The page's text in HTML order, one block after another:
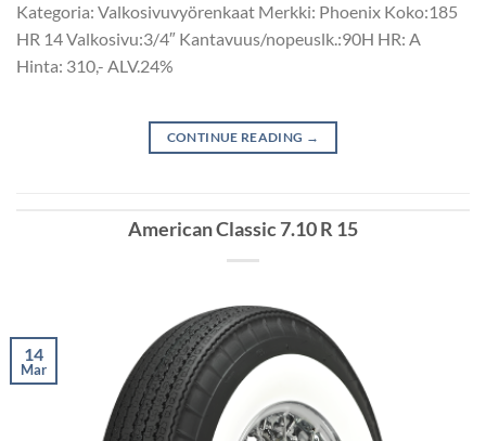
Kategoria: Valkosivuvyörenkaat Merkki: Phoenix Koko:185
HR 14 Valkosivu:3/4″ Kantavuus/nopeuslk.:90H HR: A
Hinta: 310,- ALV.24%
CONTINUE READING →
American Classic 7.10 R 15
14
Mar